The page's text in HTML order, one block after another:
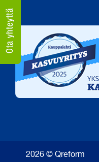
2026 © Qreform